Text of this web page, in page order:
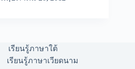
เรียนรู้ภาษาใต้
เรียนรู้ภาษาเวียดนาม